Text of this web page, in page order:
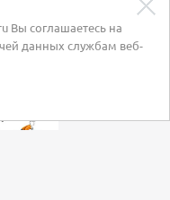
Вы соглашаетесь на
данных службам веб-